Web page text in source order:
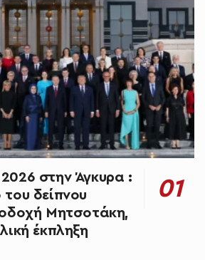
στην Άγκυρα :
δείπνου
Μητσοτάκη,
έκπληξη